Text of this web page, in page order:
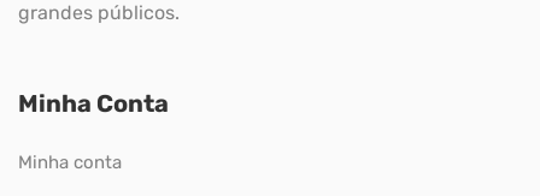
grandes públicos.
Minha Conta
Minha conta